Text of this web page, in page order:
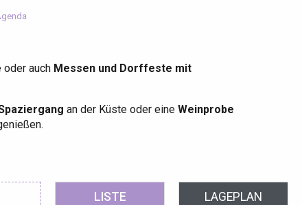
auch Messen und Dorffeste mit
an der Küste oder eine Weinprobe
LISTE LAGEPLAN